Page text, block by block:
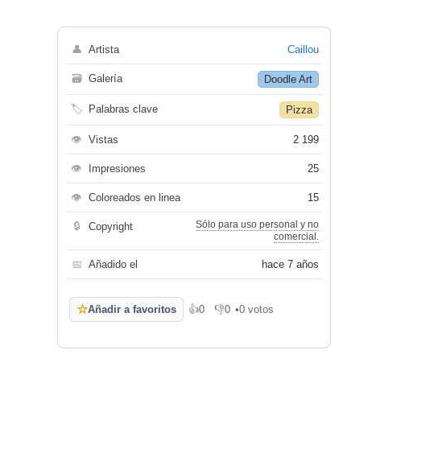
👤 Artista Caillou
🗃 Galería Doodle Art
🏷 Palabras clave Pizza
👁 Vistas 2 199
👁 Impresiones 25
👁 Coloreados en linea 15
🔒 Copyright
Sólo para uso personal y no
comercial.
📅 Añadido el hace 7 años
☆Añadir a favoritos 👍0
Me gusta
👎0
No me gusta
•0 votos